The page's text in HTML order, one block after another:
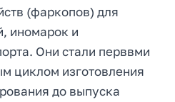
(фаркопов) для
иномарок и
Они стали перввми
циклом изготовления
до выпуска